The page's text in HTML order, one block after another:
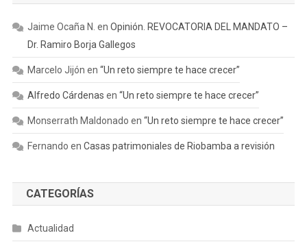
Jaime Ocaña N. en Opinión. REVOCATORIA DEL MANDATO –
Dr. Ramiro Borja Gallegos
Marcelo Jijón en “Un reto siempre te hace crecer”
Alfredo Cárdenas en “Un reto siempre te hace crecer”
Monserrath Maldonado en “Un reto siempre te hace crecer”
Fernando en Casas patrimoniales de Riobamba a revisión
CATEGORÍAS
Actualidad